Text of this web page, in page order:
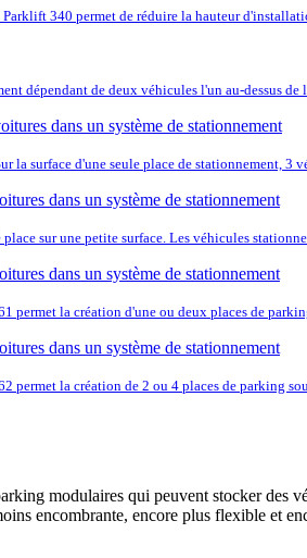
340 permet de réduire la hauteur
dépendant de deux véhicules l'un au-dessus de
la surface d'une seule place de stationnement, 3
sur une petite surface. Les véhicules
permet la création d'une ou deux places de
permet la création de 2 ou 4 places de parking
modulaires qui peuvent stocker des
encombrante, encore plus flexible et